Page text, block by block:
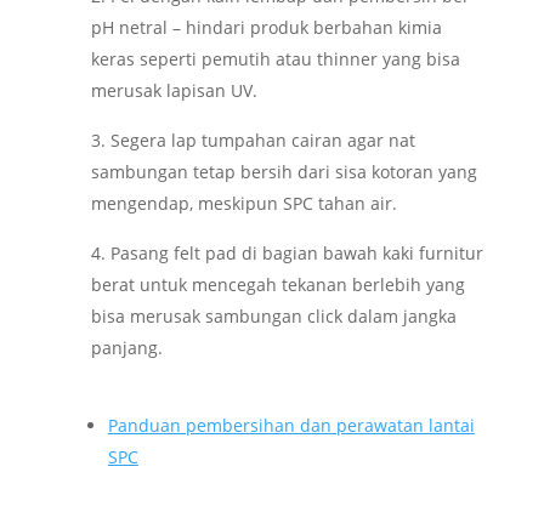
pH netral – hindari produk berbahan kimia
keras seperti pemutih atau thinner yang bisa
merusak lapisan UV.
Segera lap tumpahan cairan agar nat
sambungan tetap bersih dari sisa kotoran yang
mengendap, meskipun SPC tahan air.
Pasang felt pad di bagian bawah kaki furnitur
berat untuk mencegah tekanan berlebih yang
bisa merusak sambungan click dalam jangka
panjang.
Panduan pembersihan dan perawatan lantai
SPC